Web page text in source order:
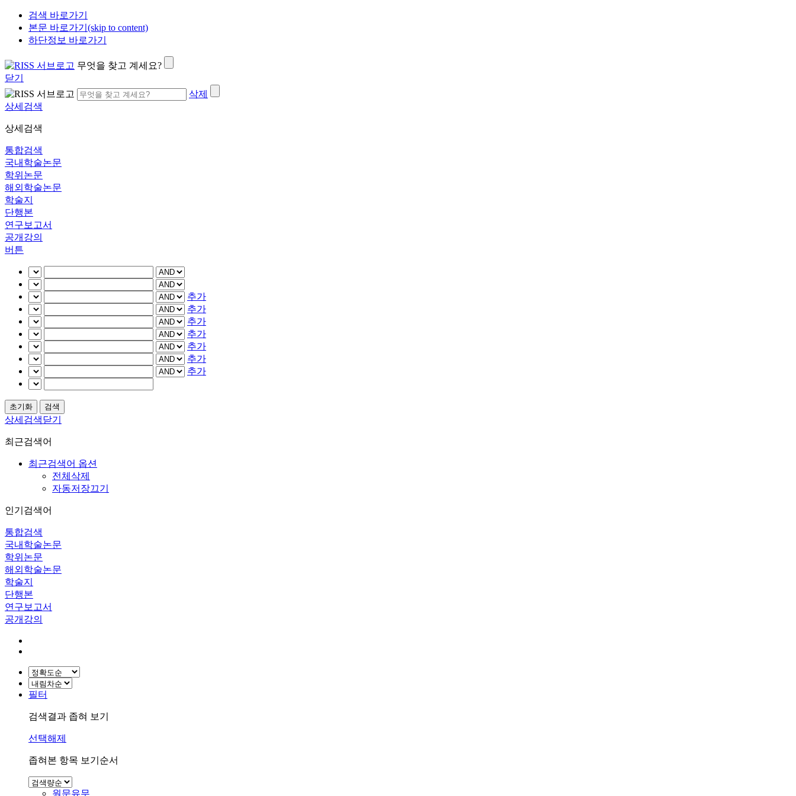
검색 바로가기
본문 바로가기(skip to content)
하단정보 바로가기
무엇을 찾고 계세요?
닫기
삭제
상세검색
상세검색
통합검색
국내학술논문
학위논문
해외학술논문
학술지
단행본
연구보고서
공개강의
버튼
추가
추가
추가
추가
추가
추가
추가
상세검색닫기
최근검색어
최근검색어 옵션
전체삭제
자동저장끄기
인기검색어
통합검색
국내학술논문
학위논문
해외학술논문
학술지
단행본
연구보고서
공개강의
필터
검색결과 좁혀 보기
선택해제
좁혀본 항목 보기순서
원문유무